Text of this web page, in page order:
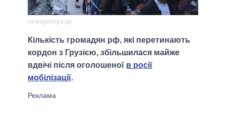
newsgeorgia.ge
Кількість громадян рф, які перетинають
кордон з Грузією, збільшилася майже
вдвічі після оголошеної в росії
мобілізації.